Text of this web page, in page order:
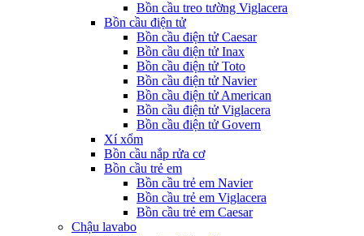
Bồn cầu treo tường Viglacera
Bồn cầu điện tử
Bồn cầu điện tử Caesar
Bồn cầu điện tử Inax
Bồn cầu điện tử Toto
Bồn cầu điện tử Navier
Bồn cầu điện tử American
Bồn cầu điện tử Viglacera
Bồn cầu điện tử Govern
Xí xổm
Bồn cầu nắp rửa cơ
Bồn cầu trẻ em
Bồn cầu trẻ em Navier
Bồn cầu trẻ em Viglacera
Bồn cầu trẻ em Caesar
Chậu lavabo